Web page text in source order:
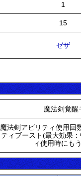
1
15
ゼザ
魔法剣覚醒
魔法剣アビリティ使用回
ティブースト(最大効果
ィ使用時にも